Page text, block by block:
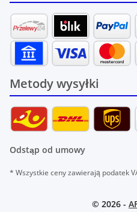
Metody wysyłki
Odstąp od umowy
* Wszystkie ceny zawierają podatek
© 2026 -